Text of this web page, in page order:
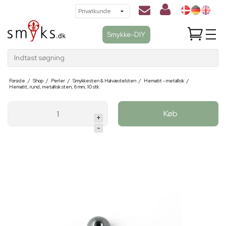
Smykke-DIY
Indtast søgning
Forside / Shop / Perler / Smykkesten & Halvædelsten / Hematit - metallisk /
Hematit, rund, metallisk sten, 6 mm, 10 stk.
+
-
Køb